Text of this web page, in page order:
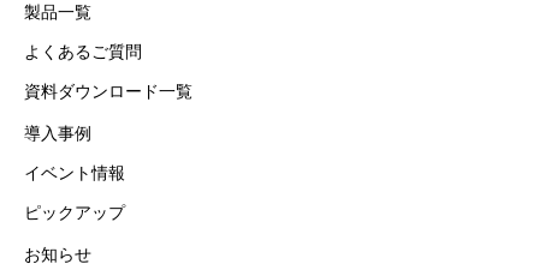
製品一覧
よくあるご質問
資料ダウンロード一覧
導入事例
イベント情報
ピックアップ
お知らせ